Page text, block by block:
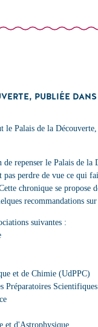
PUBLIÉE
le Palais de la
de repenser le Palais de
perdre de vue ce qui
chronique se propose
recommandations
suivantes :
et de Chimie (UdPPC)
Préparatoires
et d'Astrophysique